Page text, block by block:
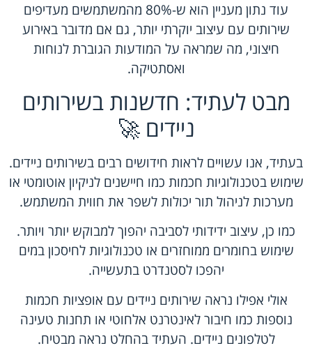
עוד נתון מעניין הוא ש-80% מהמשתמשים מעדיפים
שירותים עם עיצוב יוקרתי יותר, גם אם מדובר באירוע
חיצוני, מה שמראה על המודעות הגוברת לנוחות
ואסתטיקה.
מבט לעתיד: חדשנות בשירותים
ניידים 🚀
בעתיד, אנו עשויים לראות חידושים רבים בשירותים ניידים.
שימוש בטכנולוגיות חכמות כמו חיישנים לניקיון אוטומטי או
מערכות לניהול תור יכולות לשפר את חווית המשתמש.
כמו כן, עיצוב ידידותי לסביבה יהפוך למבוקש יותר ויותר.
שימוש בחומרים ממוחזרים או טכנולוגיות לחיסכון במים
יהפכו לסטנדרט בתעשייה.
אולי אפילו נראה שירותים ניידים עם אופציות חכמות
נוספות כמו חיבור לאינטרנט אלחוטי או תחנות טעינה
לטלפונים ניידים. העתיד בהחלט נראה מבטיח.